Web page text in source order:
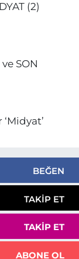
(2)
Nihat ÖZKAN- 5 ve SON
BEĞEN
TAKIP ET
TAKIP ET
ABONE OL